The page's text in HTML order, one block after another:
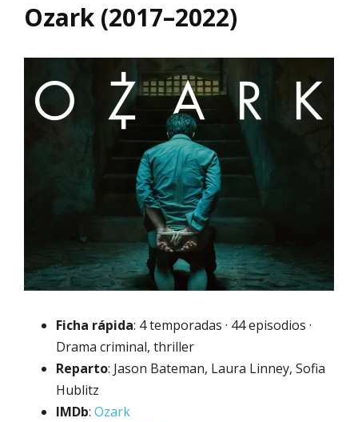
Ozark (2017–2022)
Ficha rápida: 4 temporadas · 44 episodios ·
Drama criminal, thriller
Reparto: Jason Bateman, Laura Linney, Sofia
Hublitz
IMDb: Ozark